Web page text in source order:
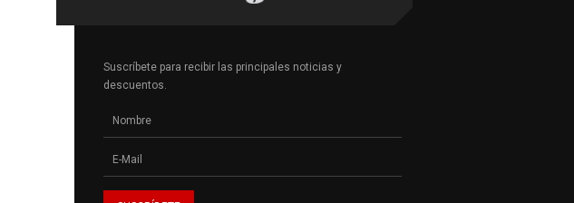
Suscríbete para recibir las principales noticias y
descuentos.